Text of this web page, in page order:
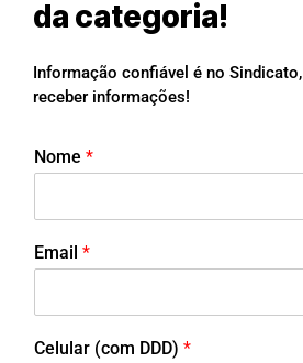
da categoria!
Informação confiável é no
receber informações!
Nome *
Email *
Celular (com DDD) *